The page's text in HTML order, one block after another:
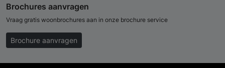
Brochures aanvragen
Vraag gratis woonbrochures aan in onze brochure service
Brochure aanvragen